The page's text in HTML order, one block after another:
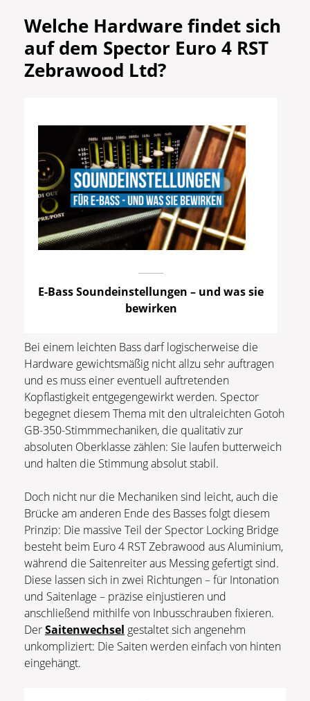
Welche Hardware findet sich
auf dem Spector Euro 4 RST
Zebrawood Ltd?
E-Bass Soundeinstellungen – und was sie
bewirken
Bei einem leichten Bass darf logischerweise die
Hardware gewichtsmäßig nicht allzu sehr auftragen
und es muss einer eventuell auftretenden
Kopflastigkeit entgegengewirkt werden. Spector
begegnet diesem Thema mit den ultraleichten Gotoh
GB-350-Stimmmechaniken, die qualitativ zur
absoluten Oberklasse zählen: Sie laufen butterweich
und halten die Stimmung absolut stabil.
Doch nicht nur die Mechaniken sind leicht, auch die
Brücke am anderen Ende des Basses folgt diesem
Prinzip: Die massive Teil der Spector Locking Bridge
besteht beim Euro 4 RST Zebrawood aus Aluminium,
während die Saitenreiter aus Messing gefertigt sind.
Diese lassen sich in zwei Richtungen – für Intonation
und Saitenlage – präzise einjustieren und
anschließend mithilfe von Inbusschrauben fixieren.
DerSaitenwechsel gestaltet sich angenehm
unkompliziert: Die Saiten werden einfach von hinten
eingehängt.